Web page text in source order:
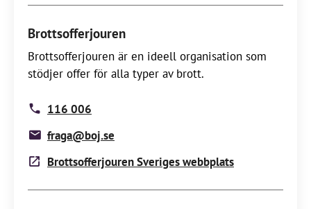
Brottsofferjouren
Brottsofferjouren är en ideell organisation som
stödjer offer för alla typer av brott.
116 006
fraga@boj.se
Brottsofferjouren Sveriges webbplats